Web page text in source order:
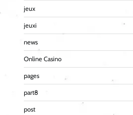
jeux
jeuxi
news
Online Casino
pages
part8
post